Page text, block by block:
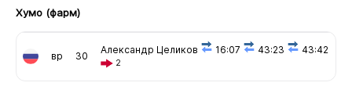
Хумо (фарм)
вр 30
Александр Целиков 16:07 43:23 43:42
2